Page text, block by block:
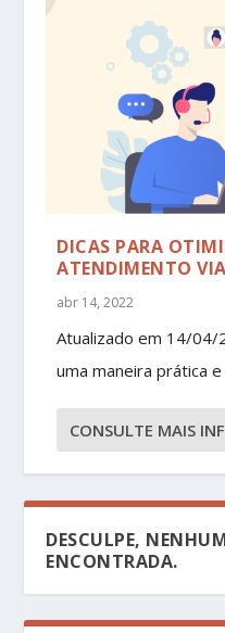
DICAS PARA
ATENDIMENTO
abr 14, 2022
Atualizado em 14/04/
uma maneira prática
CONSULTE MAIS
DESCULPE,
ENCONTRADA.